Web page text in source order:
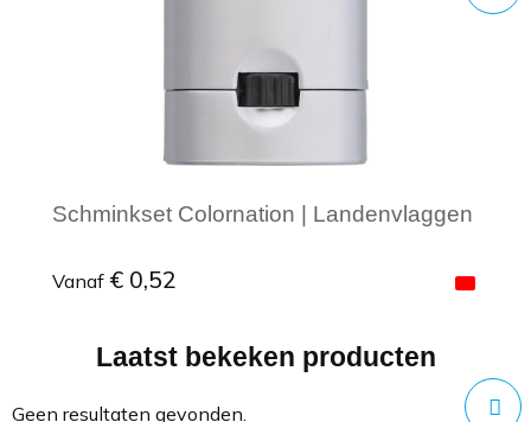
Schminkset Colornation | Landenvlaggen
Vanaf € 0,52
Minimale afname: 1
Laatst bekeken producten
Geen resultaten gevonden.